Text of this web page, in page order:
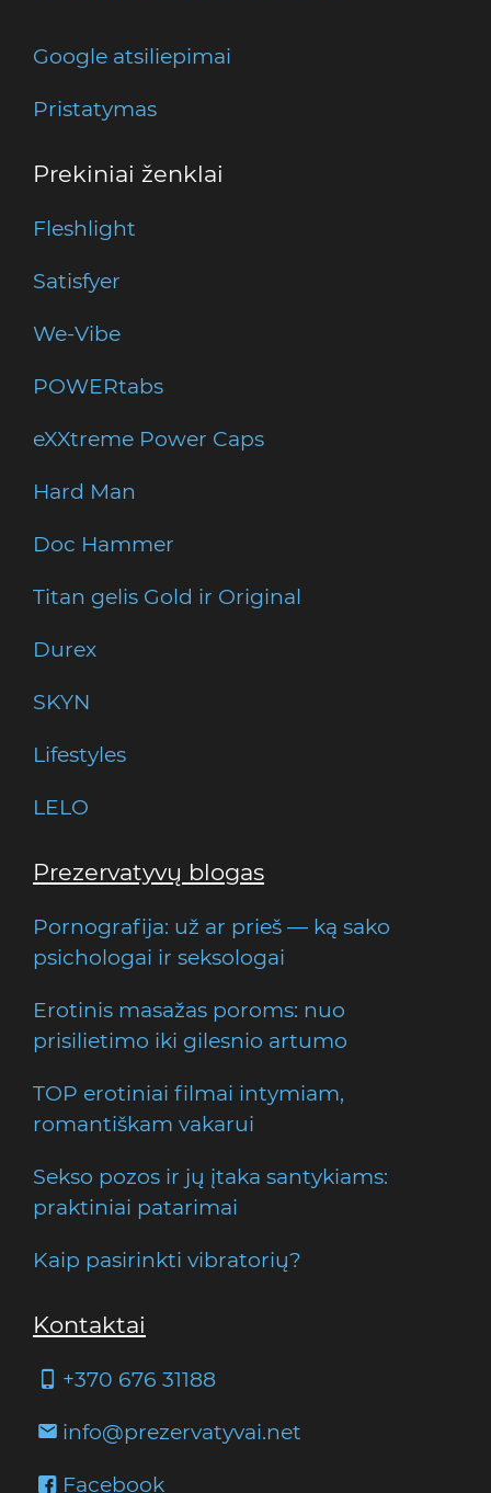
Google atsiliepimai
Pristatymas
Prekiniai ženklai
Fleshlight
Satisfyer
We-Vibe
POWERtabs
eXXtreme Power Caps
Hard Man
Doc Hammer
Titan gelis Gold ir Original
Durex
SKYN
Lifestyles
LELO
Prezervatyvų blogas
Pornografija: už ar prieš — ką sako
psichologai ir seksologai
Erotinis masažas poroms: nuo
prisilietimo iki gilesnio artumo
TOP erotiniai filmai intymiam,
romantiškam vakarui
Sekso pozos ir jų įtaka santykiams:
praktiniai patarimai
Kaip pasirinkti vibratorių?
Kontaktai
+370 676 31188
info@prezervatyvai.net
Facebook